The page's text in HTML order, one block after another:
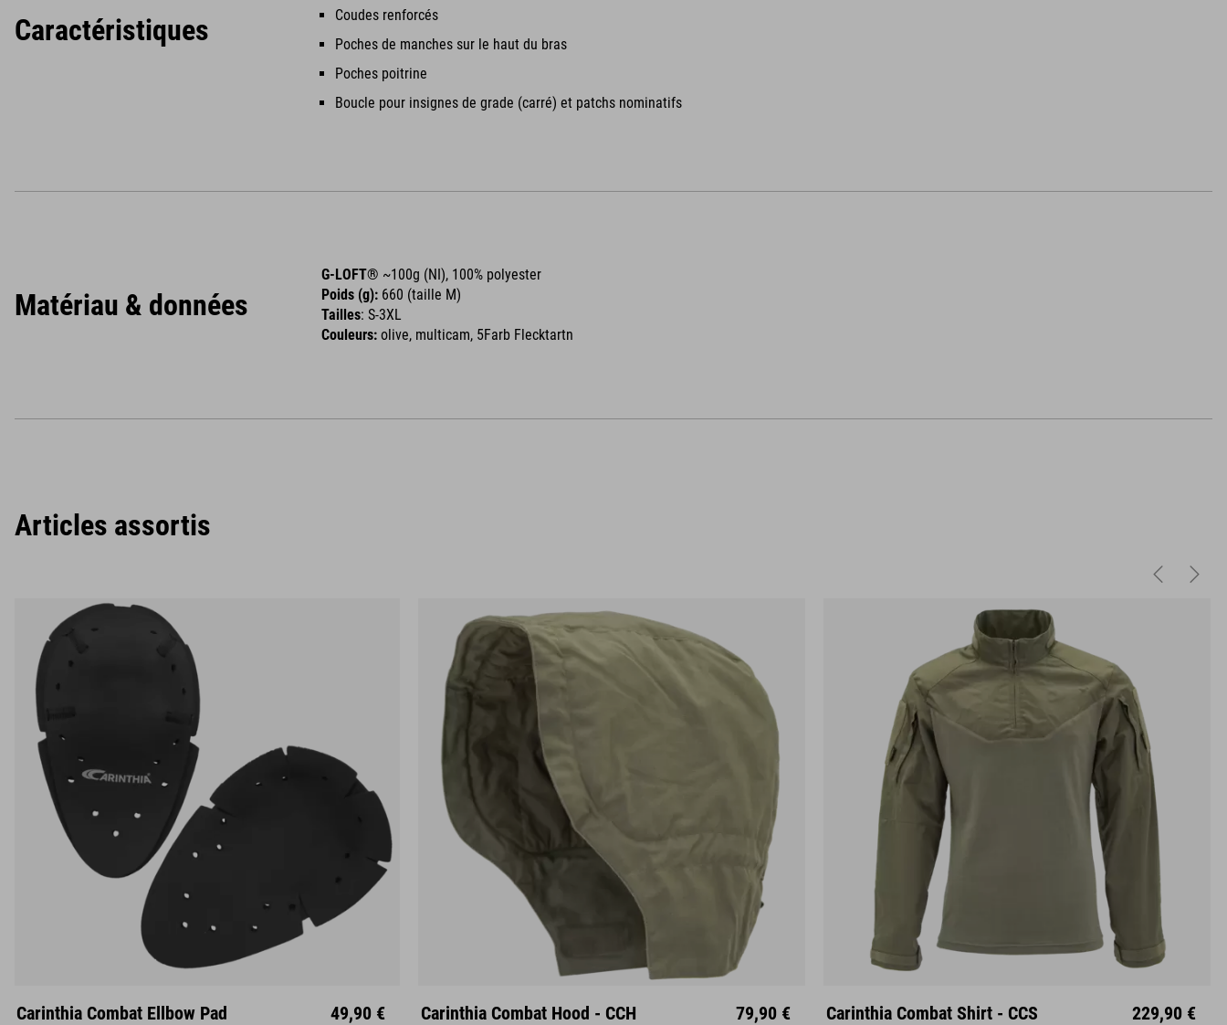
Caractéristiques
Coudes renforcés
Poches de manches sur le haut du bras
Poches poitrine
Boucle pour insignes de grade (carré) et patchs nominatifs
Matériau & données
G-LOFT® ~100g (NI), 100% polyester
Poids (g): 660 (taille M)
Tailles: S-3XL
Couleurs: olive, multicam, 5Farb Flecktartn
Articles assortis
Carinthia Combat Ellbow Pad 49,90 € Unisize
Carinthia Combat Hood - CCH 79,90 € Carinthia Combat Shirt - CCS 229,90 €